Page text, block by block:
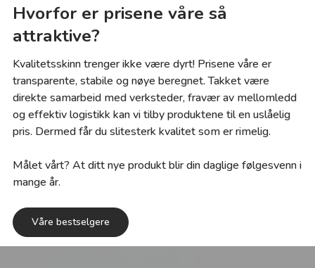
Hvorfor er prisene våre så
attraktive?
Kvalitetsskinn trenger ikke være dyrt! Prisene våre er
transparente, stabile og nøye beregnet. Takket være
direkte samarbeid med verksteder, fravær av mellomledd
og effektiv logistikk kan vi tilby produktene til en uslåelig
pris. Dermed får du slitesterk kvalitet som er rimelig.
Målet vårt? At ditt nye produkt blir din daglige følgesvenn i
mange år.
Våre bestselgere